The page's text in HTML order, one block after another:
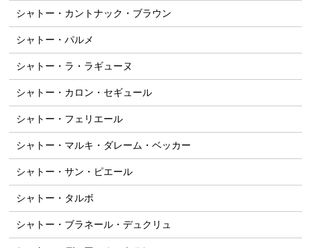
シャトー・カントナック・ブラウン
シャトー・パルメ
シャトー・ラ・ラギューヌ
シャトー・カロン・セギュール
シャトー・フェリエール
シャトー・マルキ・ダレーム・ベッカー
シャトー・サン・ピエール
シャトー・タルボ
シャトー・ブラネール・デュクリュ